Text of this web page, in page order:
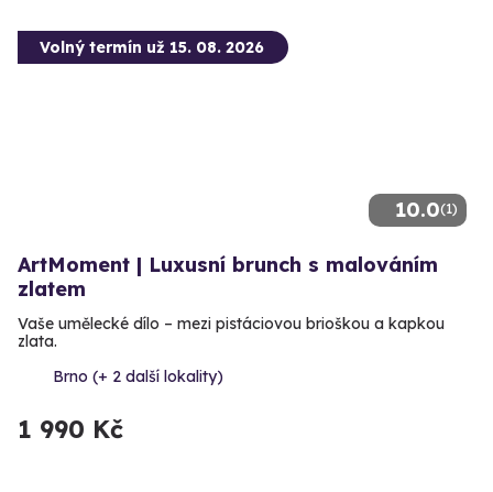
10.0(1)
Volný termín už 15. 08. 2026
ArtMoment | Luxusní brunch s malováním
zlatem
Vaše umělecké dílo – mezi pistáciovou brioškou a kapkou
zlata.
Brno (+ 2 další lokality)
1 990 Kč